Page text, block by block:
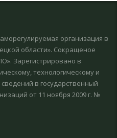
организация в
области». Сокращеное
Зарегистрировано в
технологическому и
в гоcударственный
от 11 ноября 2009 г. №